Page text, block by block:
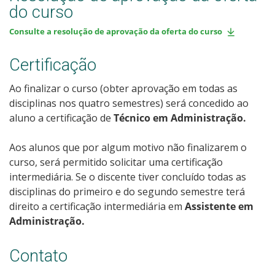
do curso
Consulte a resolução de aprovação da oferta do curso
Certificação
Ao finalizar o curso (obter aprovação em todas as
disciplinas nos quatro semestres) será concedido ao
aluno a certificação de Técnico em Administração.
Aos alunos que por algum motivo não finalizarem o
curso, será permitido solicitar uma certificação
intermediária. Se o discente tiver concluído todas as
disciplinas do primeiro e do segundo semestre terá
direito a certificação intermediária em Assistente em
Administração.
Contato